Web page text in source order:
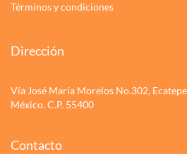
Términos y condiciones
Dirección
Vía José María Morelos No.302,
México. C.P. 55400
Contacto